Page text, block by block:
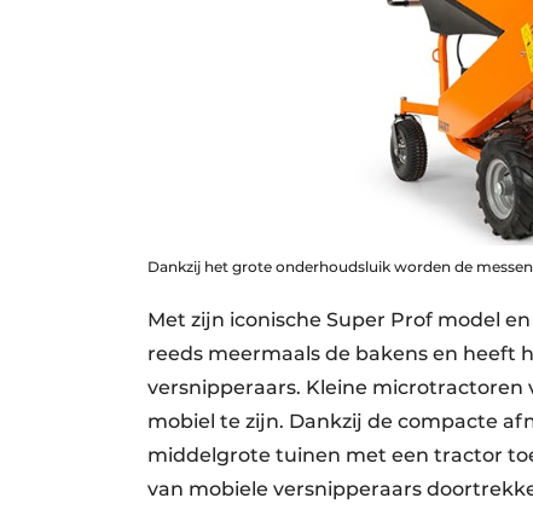
Dankzij het grote onderhoudsluik worden de
Met zijn iconische Super Prof model
reeds meermaals de bakens en
versnipperaars. Kleine
mobiel te zijn. Dankzij de compacte
middelgrote tuinen met een tractor
van mobiele versnipperaars